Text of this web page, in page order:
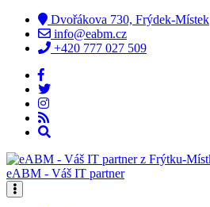
Dvořákova 730, Frýdek-Místek
info@eabm.cz
+420 777 027 509
eABM - Váš IT partner